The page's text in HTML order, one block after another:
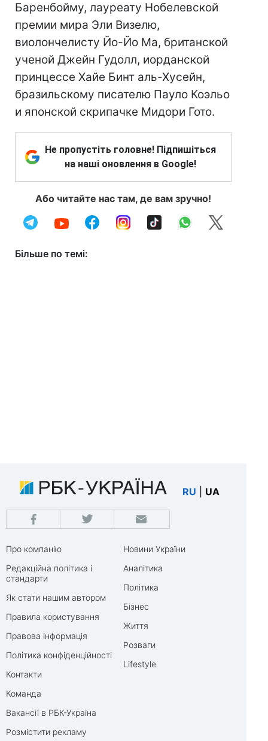
Баренбойму, лауреату Нобелевской
премии мира Эли Визелю,
виолончелисту Йо-Йо Ма, британской
ученой Джейн Гудолл, иорданской
принцессе Хайе Бинт аль-Хусейн,
бразильскому писателю Пауло Коэльо
и японской скрипачке Мидори Гото.
Не пропустіть головне! Підпишіться
на наші оновлення в Google!
Або читайте нас там, де вам зручно!
Більше по темі:
RU UA
Про компанію
Редакційна політика і
стандарти
Як стати нашим автором
Правила користування
Правова інформація
Політика конфіденційності
Контакти
Команда
Вакансії в РБК-Україна
Розмістити рекламу
Новини України
Аналітика
Політика
Бізнес
Життя
Розваги
Lifestyle